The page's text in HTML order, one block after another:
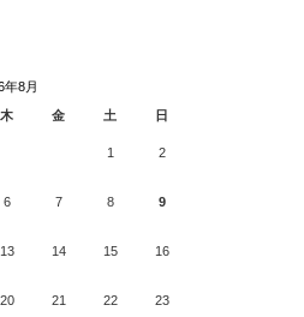
年8月
木 金 土 日
1 2
6 7 8 9
13 14 15 16
20 21 22 23